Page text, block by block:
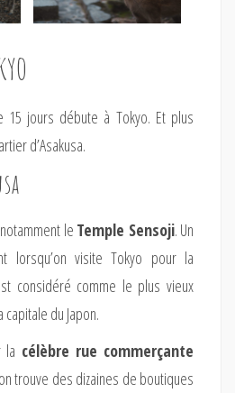
15 jours débute à Tokyo. Et plus
d’Asakusa.
le Temple Sensoji. Un
lorsqu’on visite Tokyo pour la
considéré comme le plus vieux
du Japon.
la célèbre rue commerçante
trouve des dizaines de boutiques